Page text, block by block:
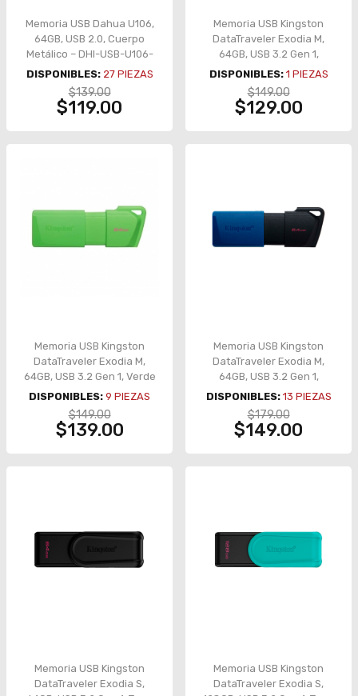
Memoria USB Dahua U106,
64GB, USB 2.0, Cuerpo
Metálico – DHI-USB-U106-
20-64GB
DISPONIBLES: 27PIEZAS
$139.00
$119.00
Memoria USB Kingston
DataTraveler Exodia M,
64GB, USB 3.2 Gen 1,
Morado – KC-U2L64-7LP
DISPONIBLES: 1 PIEZAS
$149.00
$129.00
Memoria USB Kingston
DataTraveler Exodia M,
64GB, USB 3.2 Gen 1, Verde
– KC-U2L64-7LG
DISPONIBLES: 9 PIEZAS
$149.00
$139.00
Memoria USB Kingston
DataTraveler Exodia M,
64GB, USB 3.2 Gen 1,
Retráctil – DTXM/64GB
DISPONIBLES: 13 PIEZAS
$179.00
$149.00
Memoria USB Kingston
DataTraveler Exodia S,
Memoria USB Kingston
DataTraveler Exodia S,